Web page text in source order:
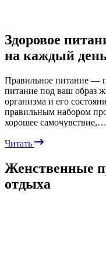
Здоровое
на каждый день
Правильное питание —
питание под ваш образ
организма и его
правильным набором
хорошее самочувствие,…
Читать
Женственные
отдыха